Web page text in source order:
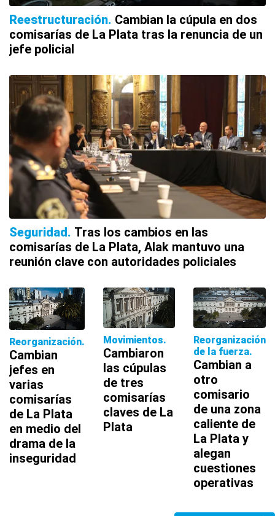
Reestructuración Cambian la cúpula en dos
comisarías de La Plata tras la renuncia de un
jefe policial
Seguridad Tras los cambios en las
comisarías de La Plata, Alak mantuvo una
reunión clave con autoridades policiales
Reorganización
Cambian
jefes en
varias
comisarías
de La Plata
en medio del
drama de la
inseguridad
Movimientos
Cambiaron
las cúpulas
de tres
comisarías
claves de La
Plata
Reorganización
de la fuerza
Cambian a
otro
comisario
de una zona
caliente de
La Plata y
alegan
cuestiones
operativas